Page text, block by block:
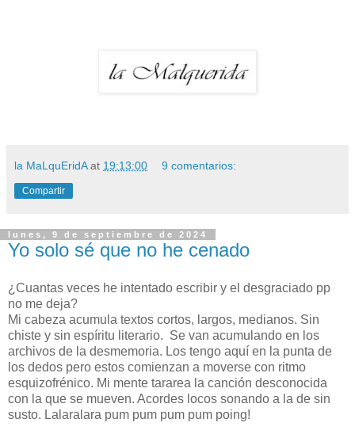
la MaLquEridA at 19:13:00 9 comentarios:
Compartir
lunes, 9 de septiembre de 2024
Yo solo sé que no he cenado
¿Cuantas veces he intentado escribir y el desgraciado pp
no me deja?
Mi cabeza acumula textos cortos, largos, medianos. Sin
chiste y sin espíritu literario. Se van acumulando en los
archivos de la desmemoria. Los tengo aquí en la punta de
los dedos pero estos comienzan a moverse con ritmo
esquizofrénico. Mi mente tararea la canción desconocida
con la que se mueven. Acordes locos sonando a la de sin
susto. Lalaralara pum pum pum pum poing!